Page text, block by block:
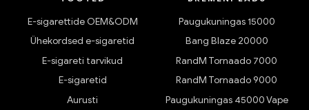
E-sigarettide OEM&ODM
Ühekordsed e-sigaretid
E-sigareti tarvikud
E-sigaretid
Aurusti
Paugukuningas 15000
Bang Blaze 20000
RandM Tornaado 7000
RandM Tornaado 9000
Paugukuningas 45000 Vape